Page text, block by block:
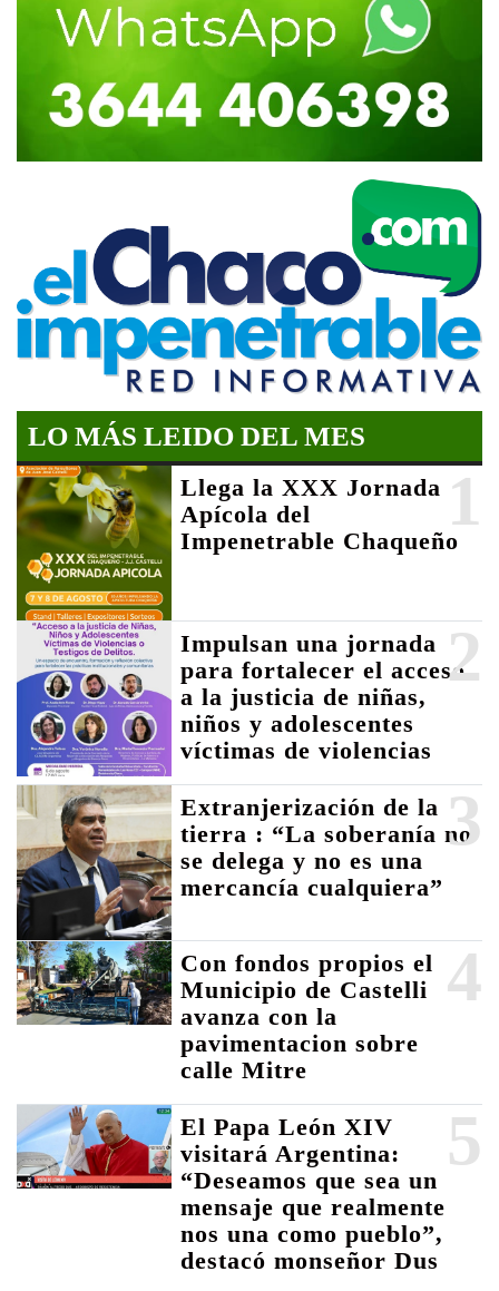
LO MÁS LEIDO DEL MES
1
Llega la XXX Jornada
Apícola del
Impenetrable Chaqueño
2
Impulsan una jornada
para fortalecer el acceso
a la justicia de niñas,
niños y adolescentes
víctimas de violencias
3
Extranjerización de la
tierra : “La soberanía no
se delega y no es una
mercancía cualquiera”
4
Con fondos propios el
Municipio de Castelli
avanza con la
pavimentacion sobre
calle Mitre
5
El Papa León XIV
visitará Argentina:
“Deseamos que sea un
mensaje que realmente
nos una como pueblo”,
destacó monseñor Dus